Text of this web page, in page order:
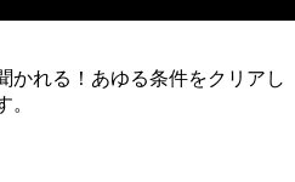
かれる！あゆる条件をクリアし
。